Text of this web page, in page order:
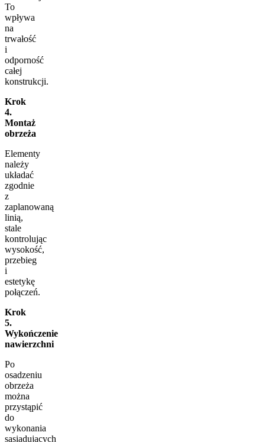
To
wpływa
na
trwałość
i
odporność
całej
konstrukcji.
Krok
4.
Montaż
obrzeża
Elementy
należy
układać
zgodnie
z
zaplanowaną
linią,
stale
kontrolując
wysokość,
przebieg
i
estetykę
połączeń.
Krok
5.
Wykończenie
nawierzchni
Po
osadzeniu
obrzeża
można
przystąpić
do
wykonania
sąsiadujących